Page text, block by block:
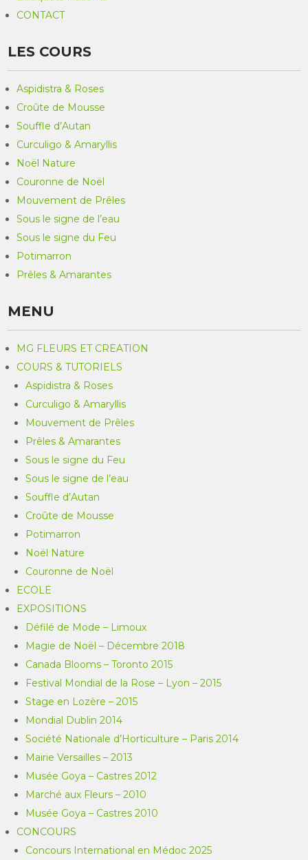
CONTACT
LES COURS
Aspidistra & Roses
Croûte de Mousse
Souffle d’Autan
Curculigo & Amaryllis
Noël Nature
Couronne de Noël
Mouvement de Prêles
Sous le signe de l’eau
Sous le signe du Feu
Potimarron
Prêles & Amarantes
MENU
MG FLEURS ET CREATION
COURS & TUTORIELS
Aspidistra & Roses
Curculigo & Amaryllis
Mouvement de Prêles
Prêles & Amarantes
Sous le signe du Feu
Sous le signe de l’eau
Souffle d’Autan
Croûte de Mousse
Potimarron
Noël Nature
Couronne de Noël
ECOLE
EXPOSITIONS
Défilé de Mode – Limoux
Magie de Noël – Décembre 2018
Canada Blooms – Toronto 2015
Festival Mondial de la Rose – Lyon – 2015
Stage en Lozère – 2015
Mondial Dublin 2014
Société Nationale d’Horticulture – Paris 2014
Mairie Versailles – 2013
Musée Goya – Castres 2012
Marché aux Fleurs – 2010
Musée Goya – Castres 2010
CONCOURS
Concours International en Médoc 2025